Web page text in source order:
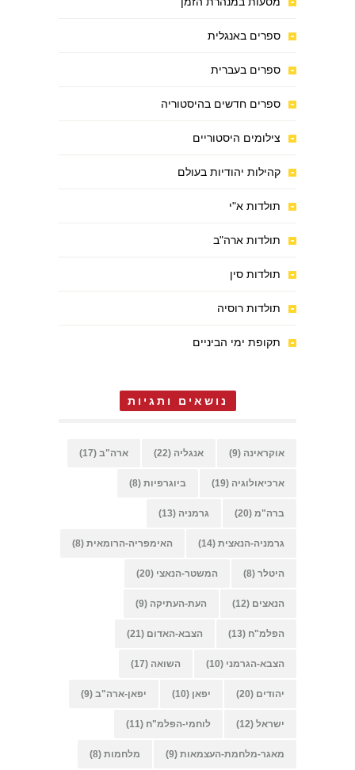
ספרים באנגלית
ספרים בעברית
ספרים חדשים בהיסטוריה
צילומים היסטוריים
קהילות יהודיות בעולם
תולדות א"י
תולדות ארה"ב
תולדות סין
תולדות רוסיה
תקופת ימי הביניים
נושאים ותגיות
אוקראינה (9) אנגליה (22) ארה"ב (17)
ארכיאולוגיה (19) ביוגרפיות (8)
ברה"מ (20) גרמניה (13)
גרמניה-הנאצית (14) האימפריה-הרומאית (8)
היטלר (8) המשטר-הנאצי (20)
הנאצים (12) העת-העתיקה (9)
הפלמ"ח (13) הצבא-האדום (21)
הצבא-הגרמני (10) השואה (17)
יהודים (20) יפאן (10) יפאן-ארה"ב (9)
ישראל (12) לוחמי-הפלמ"ח (11)
מאגר-מלחמת-העצמאות (9) מלחמות (8)